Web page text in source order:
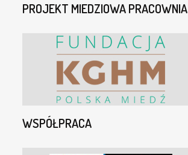
PROJEKT MIEDZIOWA PRACOWNIA
WSPÓŁPRACA